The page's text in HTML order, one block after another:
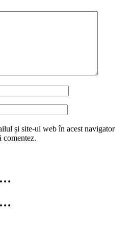
și site-ul web în acest navigator
comentez.